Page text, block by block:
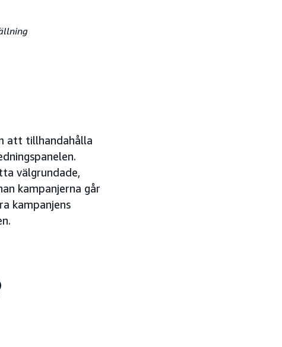
att tillhandahålla
välgrundade,
kampanjerna går
kampanjens